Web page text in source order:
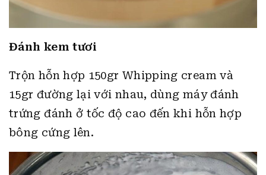
Đánh kem tươi
Trộn hỗn hợp 150gr Whipping cream và
15gr đường lại với nhau, dùng máy đánh
trứng đánh ở tốc độ cao đến khi hỗn hợp
bông cứng lên.